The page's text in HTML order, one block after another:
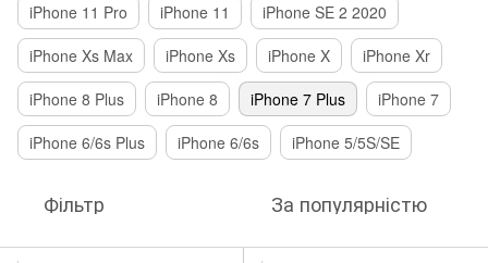
iPhone 11 Pro
iPhone 11
iPhone SE 2 2020
iPhone Xs Max
iPhone Xs iPhone X
iPhone Xr
iPhone 8 Plus
iPhone 8 iPhone 7 Plus
iPhone 7
iPhone 6/6s Plus
iPhone 6/6s iPhone 5/5S/SE
Фільтр За популярністю